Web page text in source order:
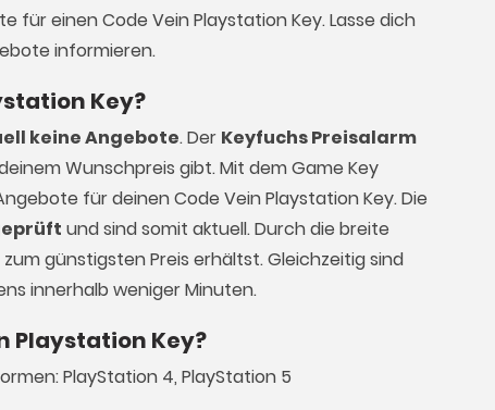
für einen Code Vein Playstation Key. Lasse dich
informieren.
Key?
keine Angebote. Der Keyfuchs Preisalarm
Wunschpreis gibt. Mit dem Game Key
für deinen Code Vein Playstation Key. Die
und sind somit aktuell. Durch die breite
günstigsten Preis erhältst. Gleichzeitig sind
innerhalb weniger Minuten.
Playstation Key?
PlayStation 4, PlayStation 5